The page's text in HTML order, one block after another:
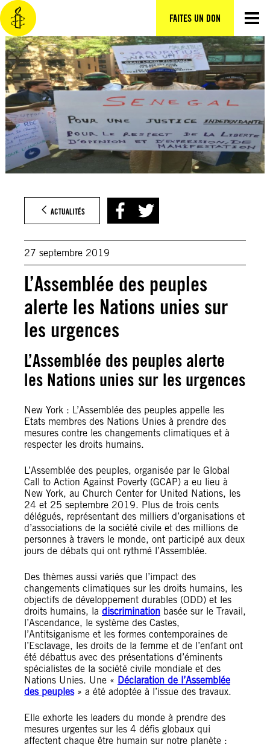
FAITES UN DON
Aller
au
contenu
ACTUALITÉS
27 septembre 2019
L’Assemblée des peuples
alerte les Nations unies sur
les urgences
L’Assemblée des peuples alerte
les Nations unies sur les urgences
New York : L’Assemblée des peuples appelle les
Etats membres des Nations Unies à prendre des
mesures contre les changements climatiques et à
respecter les droits humains.
L’Assemblée des peuples, organisée par le Global
Call to Action Against Poverty (GCAP) a eu lieu à
New York, au Church Center for United Nations, les
24 et 25 septembre 2019. Plus de trois cents
délégués, représentant des milliers d’organisations et
d’associations de la société civile et des millions de
personnes à travers le monde, ont participé aux deux
jours de débats qui ont rythmé l’Assemblée.
Des thèmes aussi variés que l’impact des
changements climatiques sur les droits humains, les
objectifs de développement durables (ODD) et les
droits humains, la discrimination basée sur le Travail,
l’Ascendance, le système des Castes,
l’Antitsiganisme et les formes contemporaines de
l’Esclavage, les droits de la femme et de l’enfant ont
été débattus avec des présentations d’éminents
spécialistes de la société civile mondiale et des
Nations Unies. Une « Déclaration de l’Assemblée
des peuples» a été adoptée à l’issue des travaux.
Elle exhorte les leaders du monde à prendre des
mesures urgentes sur les 4 défis globaux qui
affectent chaque être humain sur notre planète :